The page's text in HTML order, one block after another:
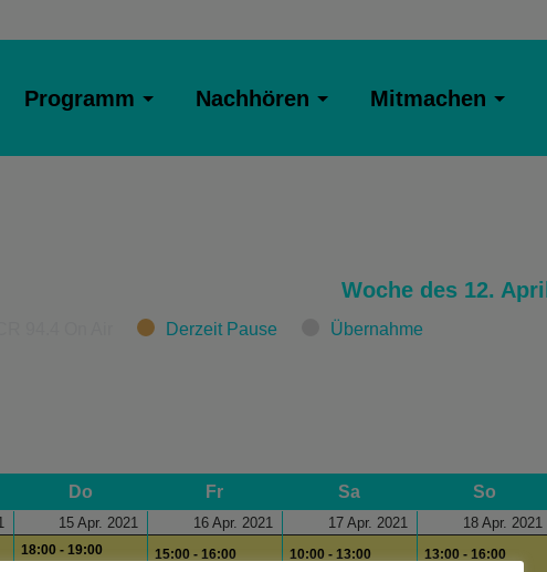
Programm Nachhören Mitmachen
Woche des 12. April
Derzeit Pause Übernahme
Do Fr Sa So
15 Apr. 2021
18:00 - 19:00
16 Apr. 2021
15:00 - 16:00
17 Apr. 2021
10:00 - 13:00
18 Apr. 2021
13:00 - 16:00